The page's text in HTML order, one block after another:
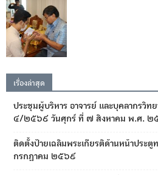
เรื่องล่าสุด
ประชุมผู้บริหาร อาจารย์ และบุคลากรวิท
๔/๒๕๖๙ วันศุกร์ ที่ ๗ สิงหาคม พ.ศ. ๒
ติดตั้งป้ายเฉลิมพระเกียรติด้านหน้าประตู
กรกฎาคม ๒๕๖๙